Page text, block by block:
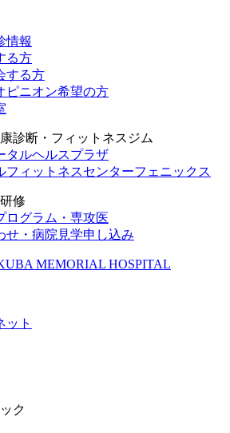
情報
る方
する方
ピニオン希望の方
診断・フィットネスジム
タルヘルスプラザ
フィットネスセンターフェニックス
修
ログラム・専攻医
せ・病院見学申し込み
ク